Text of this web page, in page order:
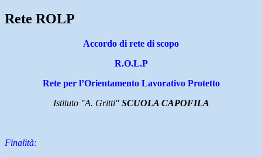
Rete ROLP
Accordo di rete di scopo
R.O.L.P
Rete per l’Orientamento Lavorativo Protetto
Istituto "A. Gritti" SCUOLA CAPOFILA
Finalità: